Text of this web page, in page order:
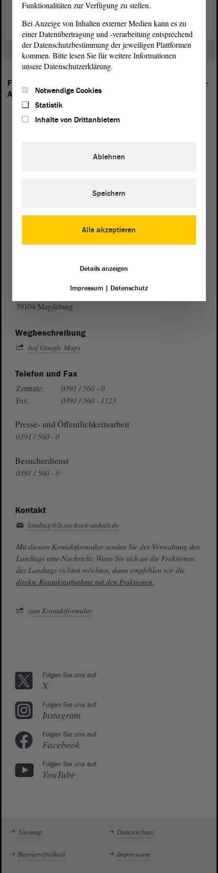
Wittenberg, Philosophische Fakultät/Erziehungswissenschaften).
Folgende Fraktionen sind im Landtag von Sachsen-
Anhalt vertreten:
39104 Magdeburg
Wegbeschreibung
Auf Google Maps
Telefon und Fax
Zentrale:
0391 / 560 - 0
Fax:
0391 / 560 - 1123
Presse- und Öffentlichkeitsarbeit
0391 / 560 - 0
Besucherdienst
0391 / 560 - 0
Kontakt
landtag@lt.sachsen-anhalt.de
Mit diesem Kontaktformular senden Sie der Verwaltung des
Landtags eine Nachricht. Wenn Sie sich an die Fraktionen
des Landtags richten möchten, dann empfehlen wir die
direkte Kontaktaufnahme mit den Fraktionen.
zum Kontaktformular
Folgen Sie uns auf
X
Folgen Sie uns auf
Instagram
Folgen Sie uns auf
Facebook
Folgen Sie uns auf
YouTube
Sitemap Datenschutz
Barrierefreiheit Impressum
Funktionalitäten zur Verfügung zu stellen.
Bei Anzeige von Inhalten externer Medien kann es zu
einer Datenübertragung und -verarbeitung entsprechend
der Datenschutzbestimmung der jeweiligen Plattformen
kommen. Bitte lesen Sie für weitere Informationen
unsere Datenschutzerklärung.
Notwendige Cookies
Statistik
Inhalte von Drittanbietern
Alle akzeptieren
Ablehnen
Speichern
Details anzeigen
Impressum| Datenschutz